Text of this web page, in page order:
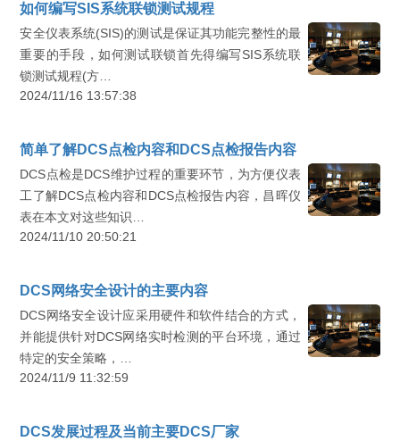
如何编写SIS系统联锁测试规程
安全仪表系统(SIS)的测试是保证其功能完整性的最
重要的手段，如何测试联锁首先得编写SIS系统联
锁测试规程(方…
2024/11/16 13:57:38
简单了解DCS点检内容和DCS点检报告内容
DCS点检是DCS维护过程的重要环节，为方便仪表
工了解DCS点检内容和DCS点检报告内容，昌晖仪
表在本文对这些知识…
2024/11/10 20:50:21
DCS网络安全设计的主要内容
DCS网络安全设计应采用硬件和软件结合的方式，
并能提供针对DCS网络实时检测的平台环境，通过
特定的安全策略，…
2024/11/9 11:32:59
DCS发展过程及当前主要DCS厂家